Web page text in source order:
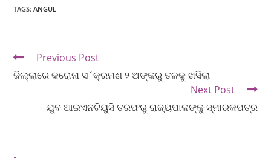
TAGS:ANGUL
Previous Post
ଜିଲ୍ଲାରେ କରୋନା ସ˚କ୍ରମଣ ୨ ଅଙ୍କରୁ ତଳକୁ ଖସିଲା
Next Post
ଯୁବ ଆଇଏନଟିୟୁସି ତରଫରୁ ରାଜ୍ୟପାଳଙ୍କୁ ସ୍ମାରକପତ୍ର